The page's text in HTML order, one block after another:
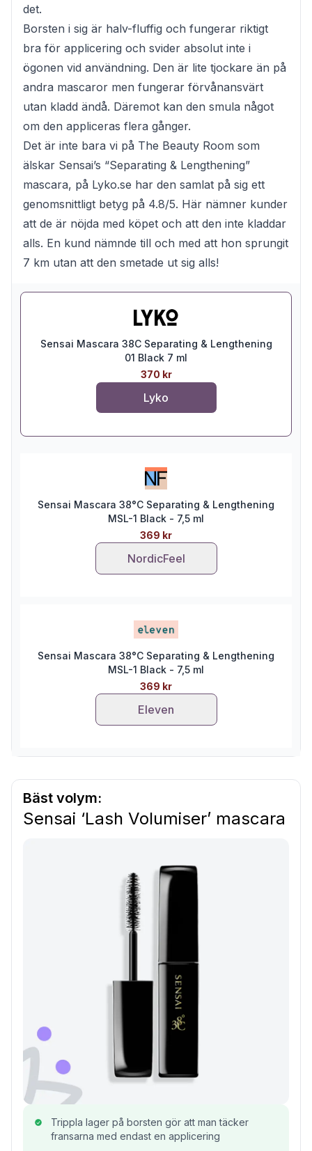
det.
Borsten i sig är halv-fluffig och fungerar riktigt
bra för applicering och svider absolut inte i
ögonen vid användning. Den är lite tjockare än på
andra mascaror men fungerar förvånansvärt
utan kladd ändå. Däremot kan den smula något
om den appliceras flera gånger.
Det är inte bara vi på The Beauty Room som
älskar Sensai’s “Separating & Lengthening”
mascara, på Lyko.se har den samlat på sig ett
genomsnittligt betyg på 4.8/5. Här nämner kunder
att de är nöjda med köpet och att den inte kladdar
alls. En kund nämnde till och med att hon sprungit
7 km utan att den smetade ut sig alls!
Sensai Mascara 38C Separating & Lengthening
01 Black 7 ml
370 kr
Lyko
Sensai Mascara 38°C Separating & Lengthening
MSL-1 Black - 7,5 ml
369 kr
NordicFeel
Sensai Mascara 38°C Separating & Lengthening
MSL-1 Black - 7,5 ml
369 kr
Eleven
Bäst volym:
Sensai ‘Lash Volumiser’ mascara
Trippla lager på borsten gör att man täcker
fransarna med endast en applicering